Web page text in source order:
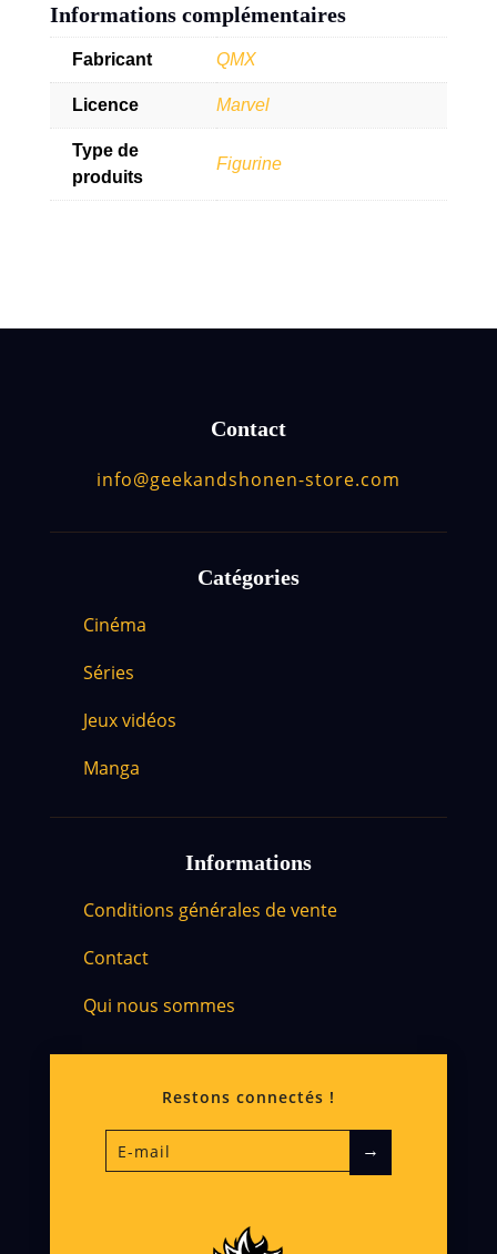
Informations complémentaires
Fabricant QMX
Licence Marvel
Type de
produits
Figurine
Contact
info@geekandshonen-store.com
Catégories
Cinéma
Séries
Jeux vidéos
Manga
Informations
Conditions générales de vente
Contact
Qui nous sommes
Restons connectés !
→